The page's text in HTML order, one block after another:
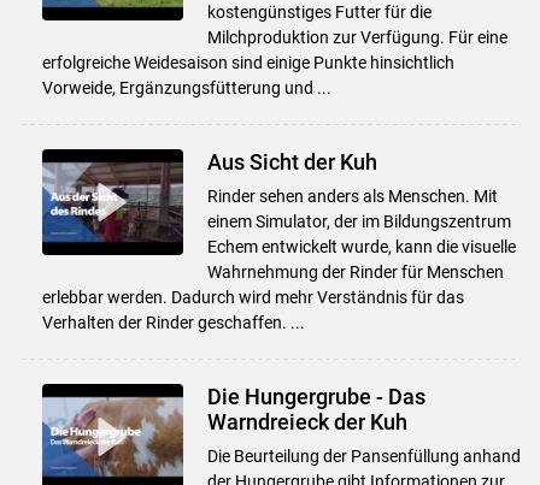
kostengünstiges Futter für die
Milchproduktion zur Verfügung. Für eine
erfolgreiche Weidesaison sind einige Punkte hinsichtlich
Vorweide, Ergänzungsfütterung und ...
Aus Sicht der Kuh
Rinder sehen anders als Menschen. Mit
einem Simulator, der im Bildungszentrum
Echem entwickelt wurde, kann die visuelle
Wahrnehmung der Rinder für Menschen
erlebbar werden. Dadurch wird mehr Verständnis für das
Verhalten der Rinder geschaffen. ...
Die Hungergrube - Das
Warndreieck der Kuh
Die Beurteilung der Pansenfüllung anhand